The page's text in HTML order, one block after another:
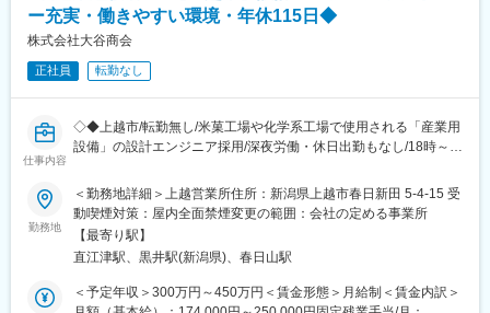
■事業部について
高い省エネ技術を武器に、国内トップクラスのシェアを誇る多数
の製品を取り扱う当事業部となります。半導体の製作や食品加工
工場のクリーンルーム化を実現するエアシャワー、FFU(ファンフ
ィルタユニット)をはじめ、新薬開発等の作業に必要なバイオハザ
を売り上げています。
立グループ各社の計5社が一体になって誕生しました。そのため、
産業電機分野のパイオニアである日立の技術力をしっかり継承す
るとともに、産業用モータや制御システム、風水システム、空圧
システム、受配電・環境システム、省力システムなど非常に幅広
スのトータルエンジニアリングを実現。豊かな社会づくりに大き
ー充実・働きやすい環境・年休115日◆
株式会社大谷商会
正社員 転勤なし
仕事内容
◇◆上越市/転勤無し/米菓工場や化学系工場で使用される「産業用
設備」の設計エンジニア採用/深夜労働・休日出勤もなし/18時～
■入社後のフォロー体制充実！
入社後3か月～半年ほどは座学や商品知識、業務の流れを覚えてい
ただくための研修・フォローを予定しております。研修が終わっ
た後も1～2年ほどは先輩社員との同行なども含めてサポートいた
しますのでご安心ください。
■業務について：
主に米菓関係の食品工場で使用される産業用設備を作る仕事で
勤務地
＜勤務地詳細＞上越営業所住所：新潟県上越市春日新田 5-4-15 受
動喫煙対策：屋内全面禁煙変更の範囲：会社の定める事業所
【最寄り駅】
直江津駅、黒井駅(新潟県)、春日山駅
＜予定年収＞300万円～450万円＜賃金形態＞月給制＜賃金内訳＞